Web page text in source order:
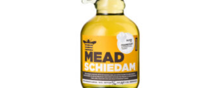
GEEN PRODUCTEN IN DE